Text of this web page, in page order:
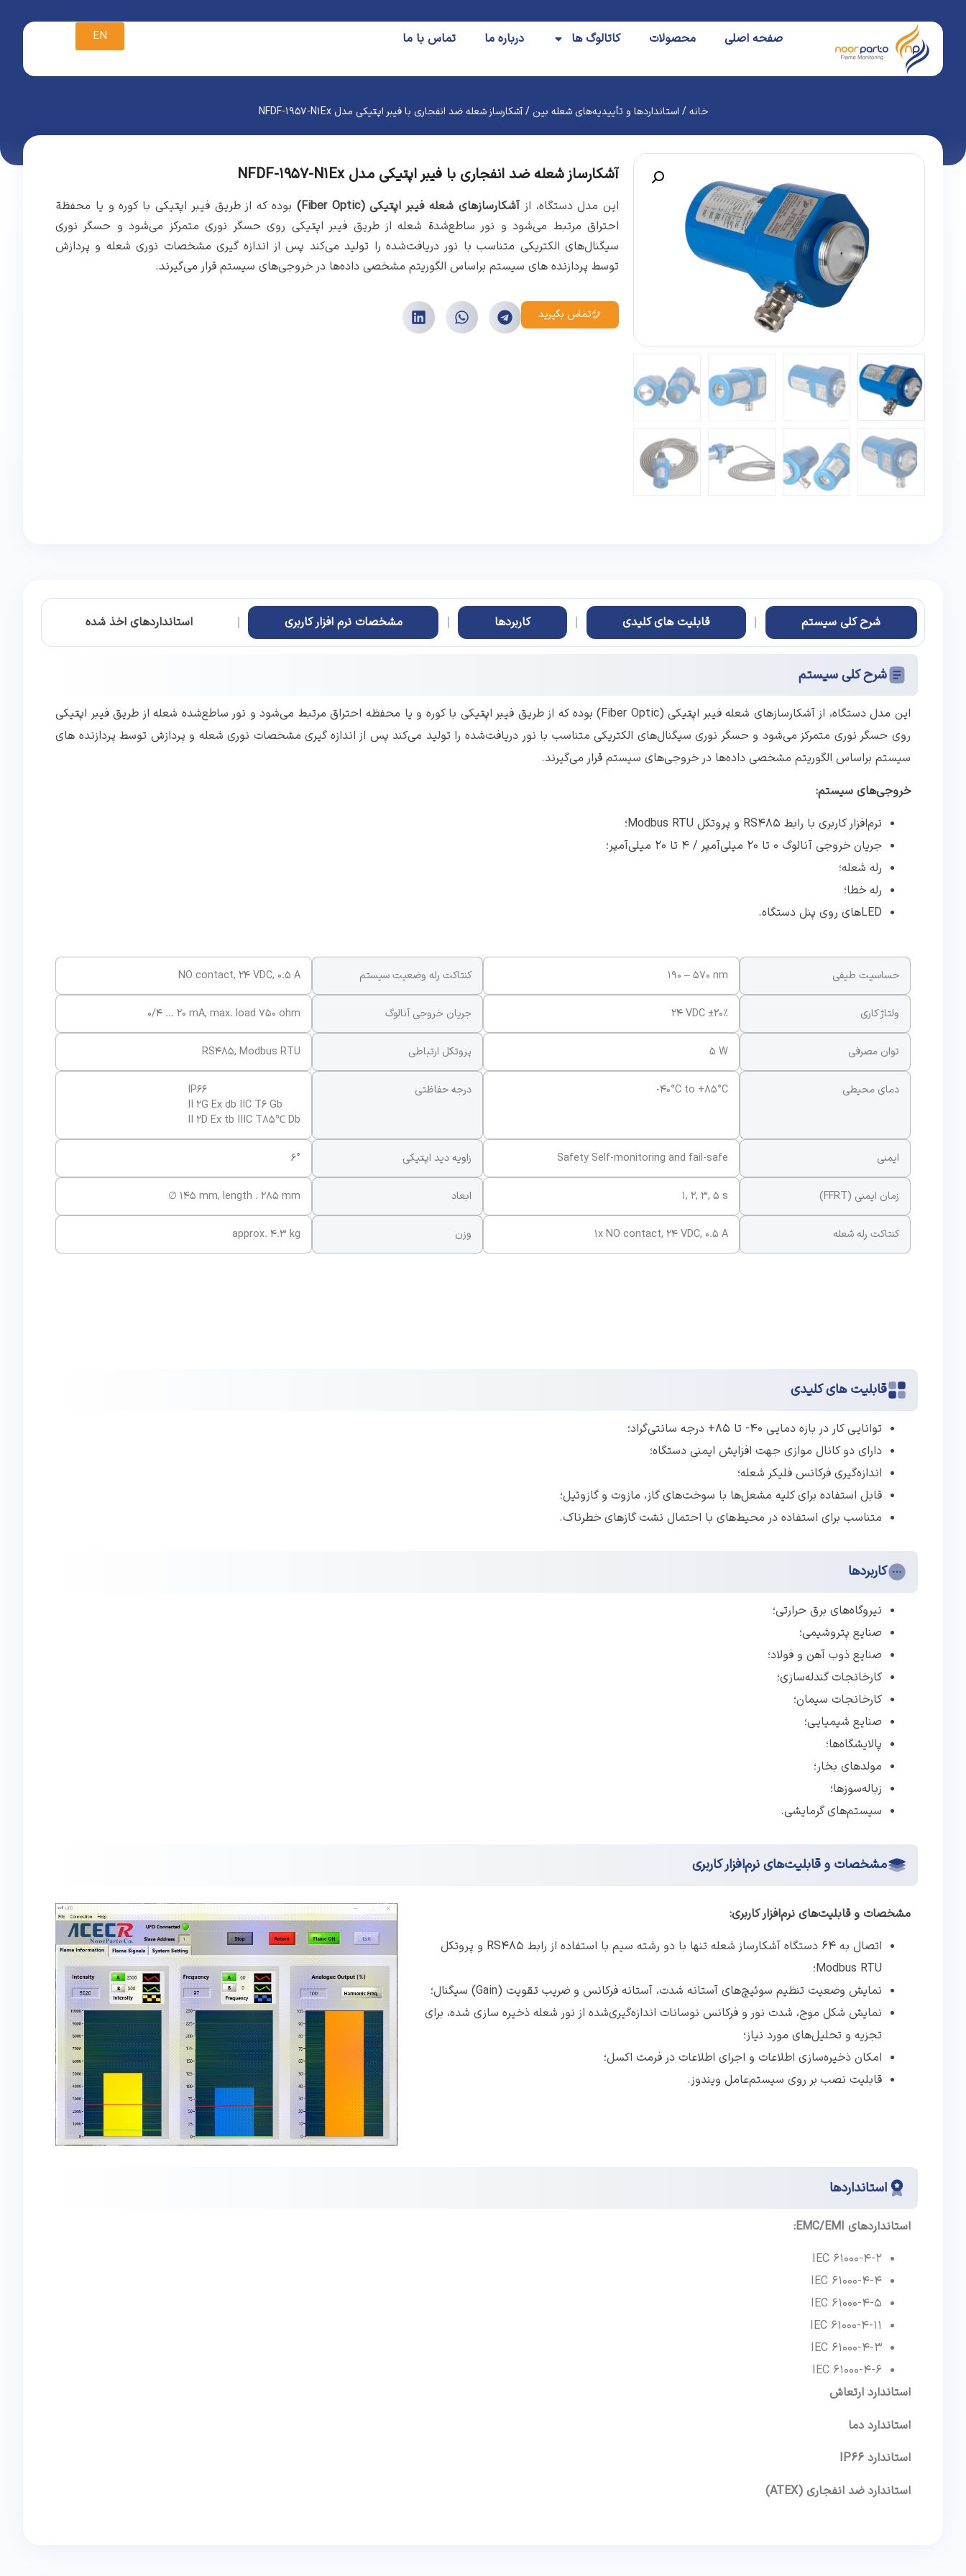
صفحه اصلی محصولات کاتالوگ ها درباره ما تماس با ما EN
خانه/ استانداردها و تأییدیه‌های شعله بین / آشکارساز شعله ضد انفجاری با فیبر اپتیکی مدل NFDF-1957-N1Ex
آشکارساز شعله ضد انفجاری با فیبر اپتیکی مدل NFDF-1957-N1Ex
این مدل دستگاه، ازآشکارسازهای شعله فیبر اپتیکی (Fiber Optic)
بوده که از طریق فیبر اپتیکی با کوره و یا محفظة
احتراق مرتبط می‌شود و نور ساطع‌شدة شعله از طریق فیبر اپتیکی روی حسگر نوری متمرکز می‌شود و حسگر نوری
سیگنال‌های الکتریکی متناسب با نور دریافت‌شده را تولید می‌کند پس از اندازه گیری مشخصات نوری شعله و پردازش
توسط پردازنده های سیستم براساس الگوریتم مشخصی داده‌ها در خروجی‌های سیستم قرار می‌گیرند.
تماس بگیرید
شرح کلی سیستم قابلیت های کلیدی کاربردها مشخصات نرم افزار کاربری استانداردهای اخذ شده
شرح کلی سیستم
این مدل دستگاه، از آشکارسازهای شعله فیبر اپتیکی (Fiber Optic) بوده که از طریق فیبر اپتیکی با کوره و یا محفظه احتراق مرتبط می‌شود و نور ساطع‌شده شعله از طریق فیبر اپتیکی
روی حسگر نوری متمرکز می‌شود و حسگر نوری سیگنال‌های الکتریکی متناسب با نور دریافت‌شده را تولید می‌کند پس از اندازه گیری مشخصات نوری شعله و پردازش توسط پردازنده های
سیستم براساس الگوریتم مشخصی داده‌ها در خروجی‌های سیستم قرار می‌گیرند.
خروجی‌های سیستم:
نرم‌افزار کاربری با رابط RS485 و پروتکل Modbus RTU؛
جریان خروجی آنالوگ ۰ تا ۲۰ میلی‌آمپر / ۴ تا ۲۰ میلی‌آمپر؛
رله شعله؛
رله خطا؛
LEDهای روی پنل دستگاه.
NO contact, 24 VDC, 0.5 A کنتاکت رله وضعیت سیستم 190 – 570 nm حساسیت طیفی
0/4 … 20 mA, max. load 750 ohm جریان خروجی آنالوگ 24 VDC ±20% ولتاژ کاری
RS485, Modbus RTU پروتکل ارتباطی 5 W توان مصرفی
IP66
II 2G Ex db IIC T6 Gb
II 2D Ex tb IIIC T85℃ Db
درجه حفاظتی -40°C to +85°C دمای محیطی
6° زاویه دید اپتیکی Safety Self-monitoring and fail-safe ایمنی
∅ 145 mm, length . 285 mm ابعاد 1, 2, 3, 5 s زمان ایمنی (FFRT)
approx. 4.3 kg وزن 1x NO contact, 24 VDC, 0.5 A کنتاکت رله شعله
قابلیت های کلیدی
توانایی کار در بازه دمایی ۴۰- تا ۸۵+ درجه سانتی‌گراد؛
دارای دو کانال موازی جهت افزایش ایمنی دستگاه؛
اندازه‌گیری فرکانس فلیکر شعله؛
قابل استفاده برای کلیه مشعل‌ها با سوخت‌های گاز، مازوت و گازوئیل؛
متناسب برای استفاده در محیط‌های با احتمال نشت گاز‌های خطرناک.
کاربردها
نیروگاه‌های برق حرارتی؛
صنایع پتروشیمی؛
صنایع ذوب آهن و فولاد؛
کارخانجات گندله‌سازی؛
کارخانجات سیمان؛
صنایع شیمیایی؛
پالایشگاه‌ها؛
مولدهای بخار؛
زباله‌سوزها؛
سیستم‌های گرمایشی.
مشخصات و قابلیت‌های‌ نرم‌افزار کاربری
مشخصات و قابلیت‌های‌ نرم‌افزار کاربری:
اتصال به 64 دستگاه آشکارساز شعله تنها با دو رشته سیم با استفاده از رابط RS485 و پروتکل
Modbus RTU؛
نمایش وضعیت تنظیم سوئیچ‌های آستانه شدت، آستانه فرکانس و ضریب تقویت (Gain) سیگنال؛
نمایش شکل موج، شدت نور و فرکانس نوسانات اندازه‌گیری‌شده از نور شعله ذخیره سازی شده، برای
تجزیه و تحلیل‌های مورد نیاز؛
امکان ذخیره‌سازی اطلاعات و اجرای اطلاعات در فرمت اکسل؛
قابلیت نصب بر روی سیستم‌عامل ویندوز.
استانداردها
استانداردهای EMC/EMI:
IEC 61000-4-2
IEC 61000-4-4
IEC 61000-4-5
IEC 61000-4-11
IEC 61000-4-3
IEC 61000-4-6
استاندارد ارتعاش
استاندارد دما
استاندارد IP66
استاندارد ضد انفجاری (ATEX)